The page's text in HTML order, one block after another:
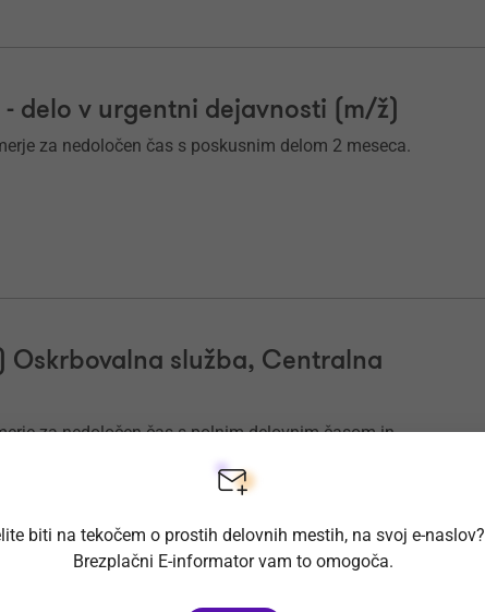
delo v urgentni dejavnosti (m/ž)
za nedoločen čas s poskusnim delom 2 meseca.
služba, Centralna
za nedoločen čas s polnim delovnim časom in
biti na tekočem o prostih delovnih mestih, na svoj e-naslov?
Brezplačni E-informator vam to omogoča.